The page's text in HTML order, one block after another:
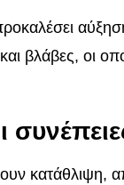
βλάβες, οι
κατάθλιψη,